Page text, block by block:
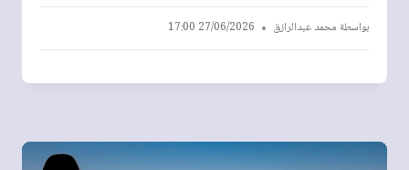
بواسطةمحمد عبدالرازق 27/06/2026 17:00